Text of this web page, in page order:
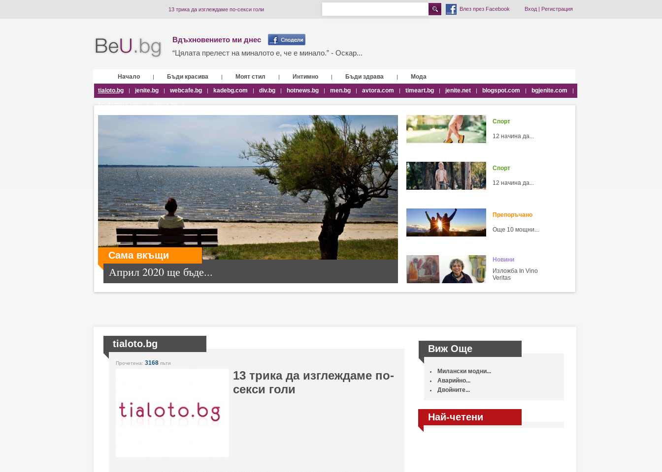
13 трика да изглеждаме по-секси голи Влез през Facebook Вход| Регистрация
Вдъхновението ми днес
“Цялата прелест на миналото е, че е минало.” - Оскар...
Начало | Бъди красива | Моят стил | Интимно | Бъди здрава |
Мода
tialoto.bg
| jenite.bg | webcafe.bg | kadebg.com | div.bg | hotnews.bg | men.bg | avtora.com | timeart.bg | jenite.net | blogspot.com | bgjenite.com |
bg-damma.com | dama.bg |
Сама вкъщи
Април 2020 ще бъде...
Спорт
12 начина да...
Спорт
12 начина да...
Препоръчано
Още 10 мощни...
Новини
Изложба In Vino
Veritas
tialoto.bg
Прочетена: 3168пъти
13 трика да изглеждаме по-
секси голи
Виж Още
Милански модни...
Аварийно...
Двойните...
Най-четени